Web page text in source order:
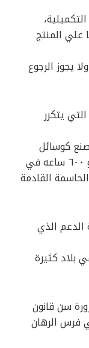
التكميلية،
علي المنتج
يجوز الرجوع
يتكرر
كوسائل
مساعدة لاستمرار عمل ماكينة الإنتاج بلا توقف إذ لا يستقيم أن المصنع يعمل لمدة ٨ ألاف و ٦٠٠ ساعه في
القادمة
و فلسفة الدعم الذي
بلاد كثيرة
سن قانون
فرس الرهان